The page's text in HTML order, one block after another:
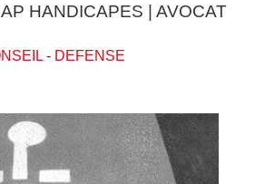
HANDICAPES | AVOCAT
- DEFENSE